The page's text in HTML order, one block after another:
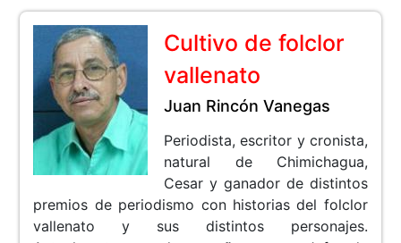
Cultivo de folclor
vallenato
Juan Rincón Vanegas
Periodista, escritor y cronista,
natural de Chimichagua,
Cesar y ganador de distintos
premios de periodismo con historias del folclor
vallenato y sus distintos personajes.